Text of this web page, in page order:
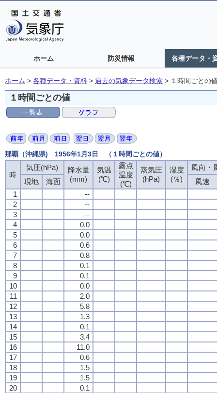
ホーム 防災情報 各種データ・
ホーム > 各種データ・資料 > 過去の気象データ検索 > １時間ごとの
１時間ごとの値
那覇（沖縄県) 1956年1月3日 （１時間ごとの値）
時
気圧(hPa)
降水量
(mm)
気温
(℃)
露点
温度
(℃)
蒸気圧
(hPa)
湿度
(％)
風向・
現地
海面
風速
1
--
2
--
3
--
4
0.0
5
0.0
6
0.6
7
0.8
8
0.1
9
0.1
10
0.0
11
2.0
12
5.8
13
1.3
14
0.1
15
3.4
16
11.0
17
0.6
18
1.5
19
1.5
20
0.1